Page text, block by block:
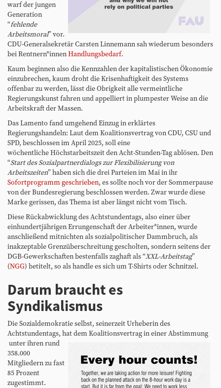
warf der jungen
Generation
“fehlende
Arbeitsmoral” vor.
CDU-Generalsekretär Carsten Linnemann sah wiederum besonders
bei Rentnern*innenHandlungsbedarf.
Kaum beginnen also die Kennzahlen der kapitalistischen Ökonomie
einzubrechen, kaum droht die Krisenhaftigkeit des Systems
offenbar zu werden, lässt die Obrigkeit alle vermeintliche
Regierungskunst fahren und appelliert in plumpester Weise an die
Arbeitskraft der Massen.
Das Lamento fand umgehend Einzug in erklärtes
Regierungshandeln: Laut dem Koalitionsvertrag von CDU, CSU und
SPD, beschlossen im April 2025, soll eine
wöchentliche Höchstarbeitszeit den Acht-Stunden-Tag ablösen. Den
“Start des Sozialpartnerdialogs zur Flexibilisierung von
Arbeitszeiten” haben sich die drei Parteien im Mai in ihr
Sofortprogramm geschrieben, es sollte noch vor der Sommerpause
von der Bundesregierung beschlossen werden. Zwar wurde diese
Marke gerissen, das Thema ist aber längst nicht vom Tisch.
Diese Rückabwicklung des Achtstundentags, also einer über
einhundertjährigen Errungenschaft der Arbeiter*innen, wurde
anschließend mitnichten als sozialpolitischer Dammbruch, als
inakzeptable Grenzüberschreitung gescholten, sondern seitens der
DGB-Gewerkschaften bestenfalls zaghaft als “XXL-Arbeitstag”
(NGG) betitelt, so als handle es sich um T-Shirts oder Schnitzel.
Darum braucht es
Syndikalismus
Die Sozialdemokratie selbst, seinerzeit Urheberin des
Achtstundentags, hat dem Koalitionsvertrag in einer Abstimmung
unter ihren rund
358.000
Mitgliedern zu fast
85 Prozent
zugestimmt.